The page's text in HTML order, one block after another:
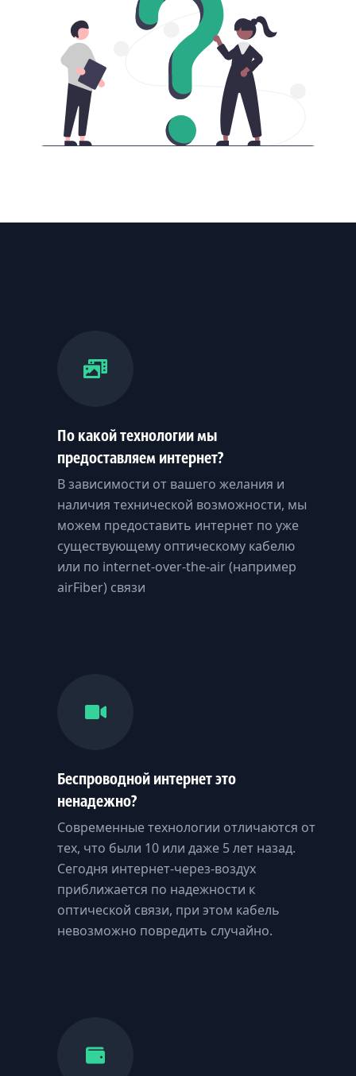
По какой технологии мы
предоставляем интернет?
В зависимости от вашего желания и
наличия технической возможности, мы
можем предоставить интернет по уже
существующему оптическому кабелю
или по internet-over-the-air (например
airFiber) связи
Беспроводной интернет это
ненадежно?
Современные технологии отличаются от
тех, что были 10 или даже 5 лет назад.
Сегодня интернет-через-воздух
приближается по надежности к
оптической связи, при этом кабель
невозможно повредить случайно.